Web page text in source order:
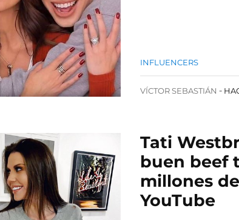
INFLUENCERS
VÍCTOR SEBASTIÁN
Tati
buen beef
millones
YouTube